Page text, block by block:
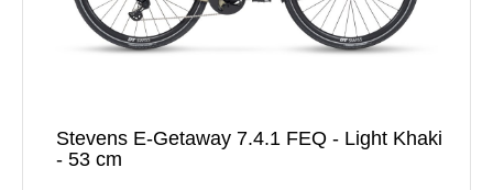
Stevens E-Getaway 7.4.1 FEQ - Light Khaki
- 53 cm